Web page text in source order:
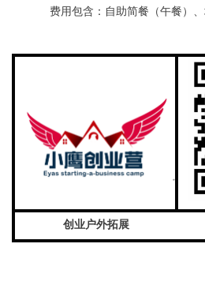
费用包含：自助简餐（午餐）、
创业户外拓展